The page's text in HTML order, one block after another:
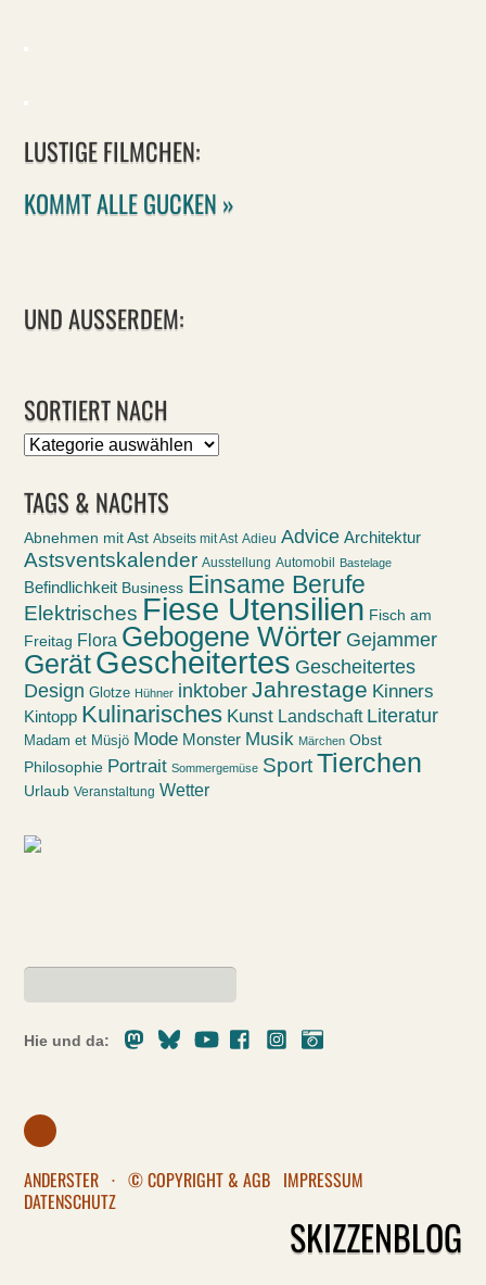
LUSTIGE FILMCHEN:
KOMMT ALLE GUCKEN »
UND AUSSERDEM:
SORTIERT NACH
Sortiert
TAGS & NACHTS
Abnehmen mit Ast Abseits mit Ast Adieu Advice Architektur
Astsventskalender Ausstellung Automobil Bastelage
Befindlichkeit Business Einsame Berufe
Elektrisches Fiese Utensilien Fisch am
Freitag Flora Gebogene Wörter Gejammer
GerätGescheitertes Gescheitertes
Design Glotze Hühner inktober Jahrestage Kinners
Kintopp Kulinarisches Kunst Landschaft Literatur
Madam et Müsjö Mode Monster Musik Märchen Obst
Philosophie Portrait Sommergemüse SportTierchen
Urlaub Veranstaltung Wetter
Hie und da:
MastodonBlueskyYoutubeFacebookInstagram
ANDERSTER · © COPYRIGHT & AGB IMPRESSUM
DATENSCHUTZ
SKIZZENBLOG